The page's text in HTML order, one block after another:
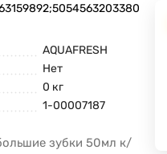
AQUAFRESH
Нет
0 кг
1-00007187
зубки 50мл к/